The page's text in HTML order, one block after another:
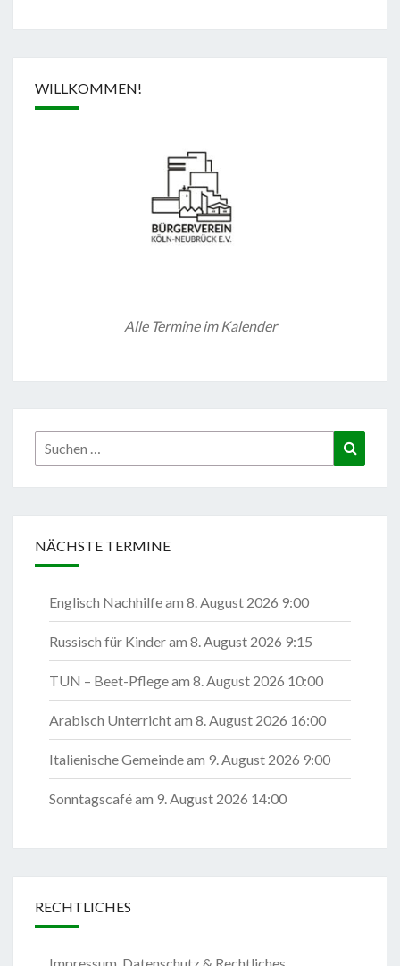
WILLKOMMEN!
Alle Termine im Kalender
Suchen
nach:
NÄCHSTE TERMINE
Englisch Nachhilfeam 8. August 2026 9:00
Russisch für Kinderam 8. August 2026 9:15
TUN – Beet-Pflegeam 8. August 2026 10:00
Arabisch Unterrichtam 8. August 2026 16:00
Italienische Gemeindeam 9. August 2026 9:00
Sonntagscaféam 9. August 2026 14:00
RECHTLICHES